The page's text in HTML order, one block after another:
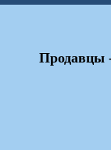
Продавцы